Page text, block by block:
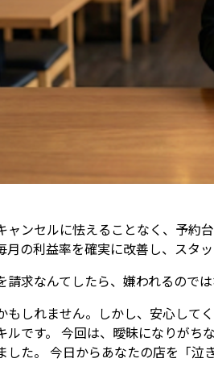
ャンセルに怯えることなく、予約
月の利益率を確実に改善し、スタ
請求なんてしたら、嫌われるの
もしれません。しかし、安心して
ルです。 今回は、曖昧になりが
した。 今日からあなたの店を「